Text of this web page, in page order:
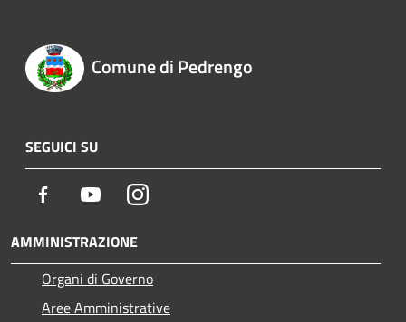
Comune di Pedrengo
SEGUICI SU
Facebook YoutubeInstagram
AMMINISTRAZIONE
Organi di Governo
Aree Amministrative